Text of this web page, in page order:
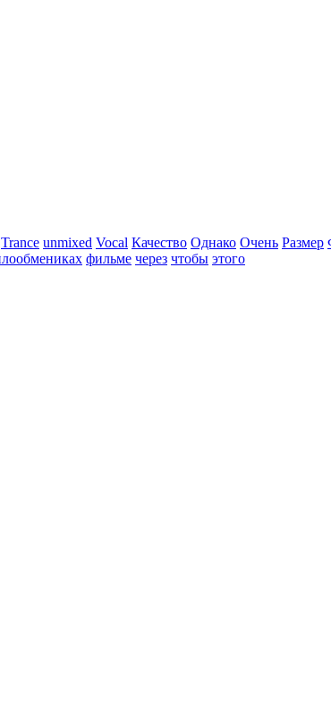
Trance unmixed Vocal Качество Однако Очень Размер
фильме через чтобы этого